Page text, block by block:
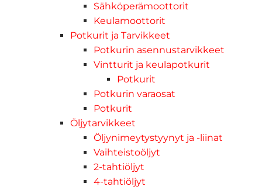
Sähköperämoottorit
Keulamoottorit
Potkurit ja Tarvikkeet
Potkurin asennustarvikkeet
Vintturit ja keulapotkurit
Potkurit
Potkurin varaosat
Potkurit
Öljytarvikkeet
Öljynimeytystyynyt ja -liinat
Vaihteistoöljyt
2-tahtiöljyt
4-tahtiöljyt